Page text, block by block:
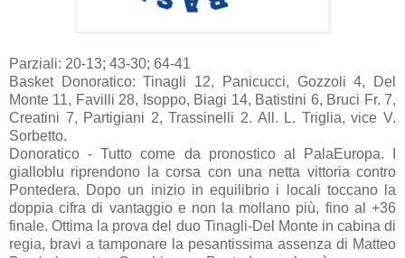
Parziali: 20-13; 43-30; 64-41
Basket Donoratico: Tinagli 12, Panicucci, Gozzoli 4, Del
Monte 11, Favilli 28, Isoppo, Biagi 14, Batistini 6, Bruci Fr. 7,
Creatini 7, Partigiani 2, Trassinelli 2. All. L. Triglia, vice V.
Sorbetto.
Donoratico - Tutto come da pronostico al PalaEuropa. I
gialloblu riprendono la corsa con una netta vittoria contro
Pontedera. Dopo un inizio in equilibrio i locali toccano la
doppia cifra di vantaggio e non la mollano più, fino al +36
finale. Ottima la prova del duo Tinagli-Del Monte in cabina di
regia, bravi a tamponare la pesantissima assenza di Matteo